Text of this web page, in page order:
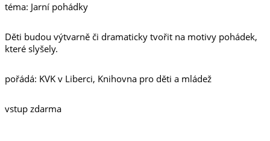
téma: Jarní pohádky
Děti budou výtvarně či dramaticky tvořit na motivy pohádek,
které slyšely.
pořádá: KVK v Liberci, Knihovna pro děti a mládež
vstup zdarma